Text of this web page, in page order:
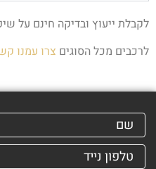
לקבלת ייעוץ ובדיקה חינם על
לרכבים מכל הסוגים צרו עמנו